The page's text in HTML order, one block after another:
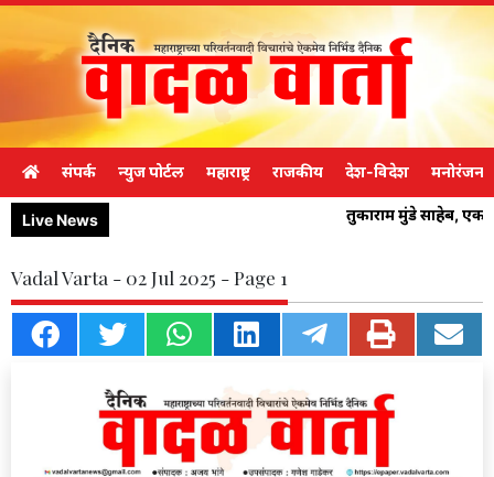
संपर्क न्युज पोर्टल महाराष्ट्र राजकीय देश-विदेश मनोरंजन
Live News तुकाराम मुंडे साहेब,
Vadal Varta - 02 Jul 2025 - Page 1